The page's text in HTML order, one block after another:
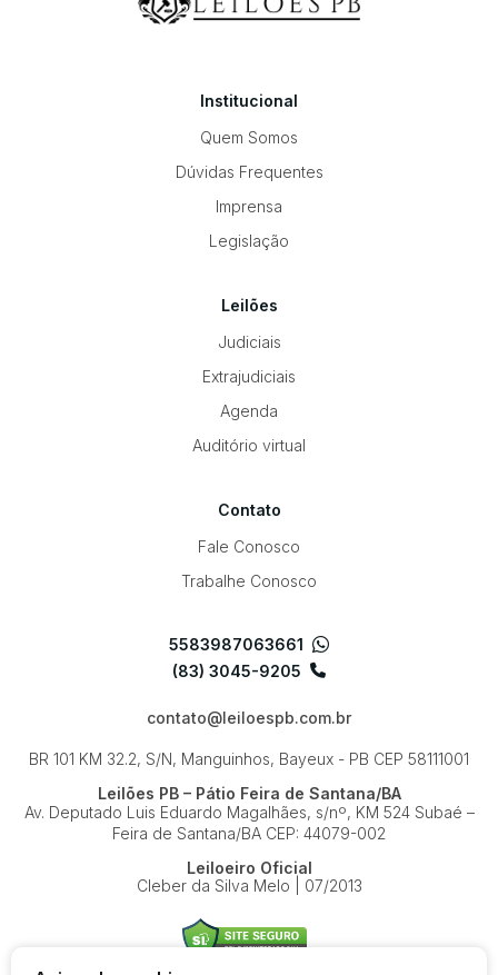
Institucional
Quem Somos
Dúvidas Frequentes
Imprensa
Legislação
Leilões
Judiciais
Extrajudiciais
Agenda
Auditório virtual
Contato
Fale Conosco
Trabalhe Conosco
5583987063661
(83) 3045-9205
contato@leiloespb.com.br
BR 101 KM 32.2, S/N, Manguinhos, Bayeux - PB CEP 58111001
Leilões PB – Pátio Feira de Santana/BA
Av. Deputado Luis Eduardo Magalhães, s/nº, KM 524Subaé –
Feira de Santana/BA CEP: 44079-002
Leiloeiro Oficial
Cleber da Silva Melo | 07/2013